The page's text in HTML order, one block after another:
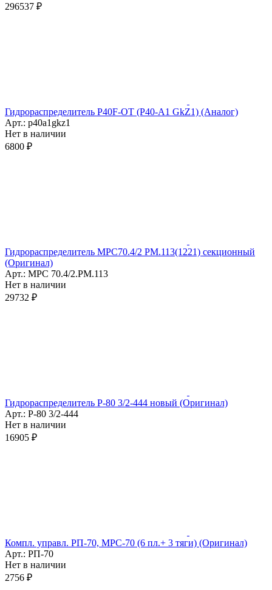
296537 ₽
Гидрораспределитель P40F-OT (P40-A1 GkZ1) (Аналог)
Арт.: p40a1gkz1
Нет в наличии
6800 ₽
Гидрораспределитель МРС70.4/2 РМ.113(1221) секционный
(Оригинал)
Арт.: МРС 70.4/2.РМ.113
Нет в наличии
29732 ₽
Гидрораспределитель Р-80 3/2-444 новый (Оригинал)
Арт.: Р-80 3/2-444
Нет в наличии
16905 ₽
Компл. управл. РП-70, МРС-70 (6 пл.+ 3 тяги) (Оригинал)
Арт.: РП-70
Нет в наличии
2756 ₽